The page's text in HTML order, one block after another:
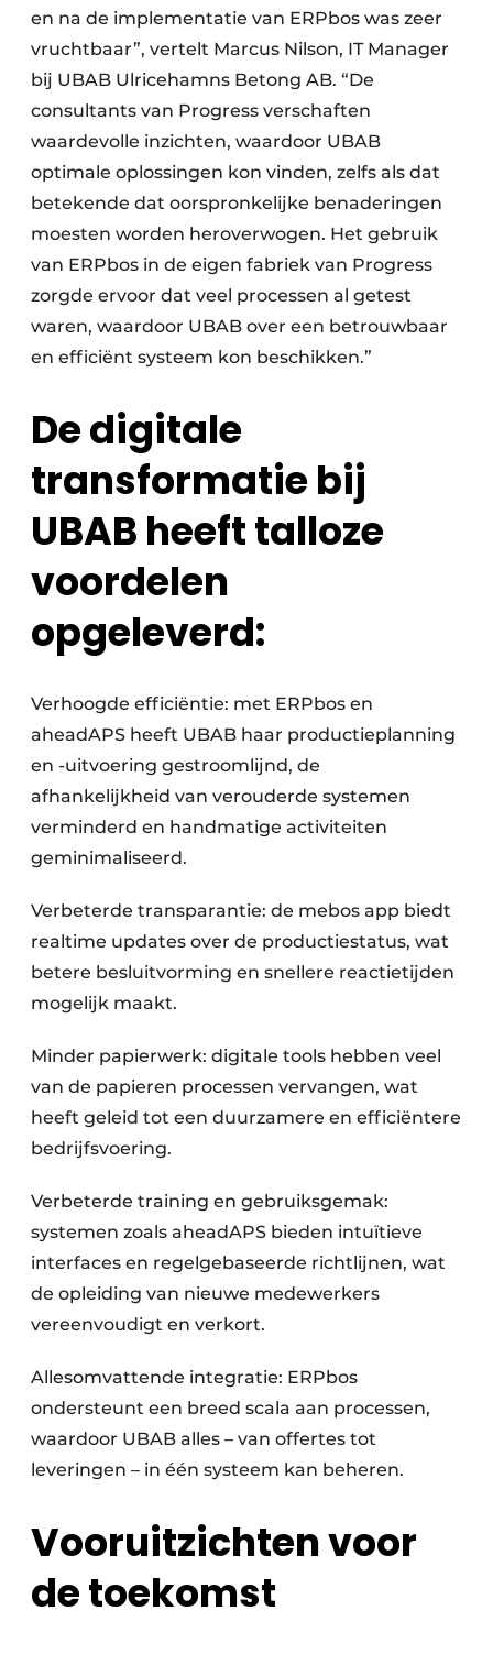
en na de implementatie van ERPbos was zeer
vruchtbaar”, vertelt Marcus Nilson, IT Manager
bij UBAB Ulricehamns Betong AB. “De
consultants van Progress verschaften
waardevolle inzichten, waardoor UBAB
optimale oplossingen kon vinden, zelfs als dat
betekende dat oorspronkelijke benaderingen
moesten worden heroverwogen. Het gebruik
van ERPbos in de eigen fabriek van Progress
zorgde ervoor dat veel processen al getest
waren, waardoor UBAB over een betrouwbaar
en efficiënt systeem kon beschikken.”
De digitale
transformatie bij
UBAB heeft talloze
voordelen
opgeleverd:
Verhoogde efficiëntie: met ERPbos en
aheadAPS heeft UBAB haar productieplanning
en -uitvoering gestroomlijnd, de
afhankelijkheid van verouderde systemen
verminderd en handmatige activiteiten
geminimaliseerd.
Verbeterde transparantie: de mebos app biedt
realtime updates over de productiestatus, wat
betere besluitvorming en snellere reactietijden
mogelijk maakt.
Minder papierwerk: digitale tools hebben veel
van de papieren processen vervangen, wat
heeft geleid tot een duurzamere en efficiëntere
bedrijfsvoering.
Verbeterde training en gebruiksgemak:
systemen zoals aheadAPS bieden intuïtieve
interfaces en regelgebaseerde richtlijnen, wat
de opleiding van nieuwe medewerkers
vereenvoudigt en verkort.
Allesomvattende integratie: ERPbos
ondersteunt een breed scala aan processen,
waardoor UBAB alles – van offertes tot
leveringen – in één systeem kan beheren.
Vooruitzichten voor
de toekomst